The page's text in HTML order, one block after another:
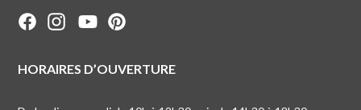
HORAIRES D’OUVERTURE